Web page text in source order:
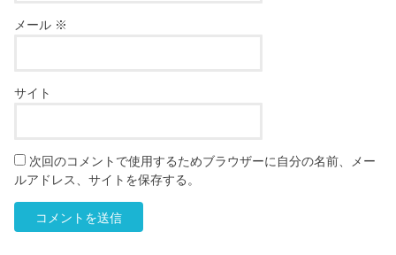
メール ※
サイト
次回のコメントで使用するためブラウザーに自分の名前、メー
ルアドレス、サイトを保存する。